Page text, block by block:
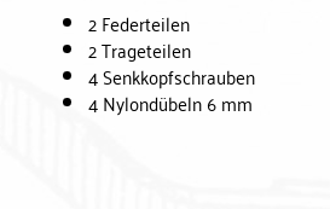
2 Federteilen
2 Trageteilen
4 Senkkopfschrauben
4 Nylondübeln 6 mm